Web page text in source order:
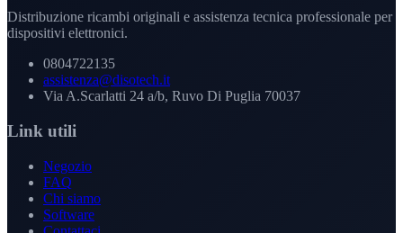
Distribuzione ricambi originali e assistenza tecnica professionale per
dispositivi elettronici.
0804722135
assistenza@disotech.it
Via A.Scarlatti 24 a/b, Ruvo Di Puglia 70037
Link utili
Negozio
FAQ
Chi siamo
Software